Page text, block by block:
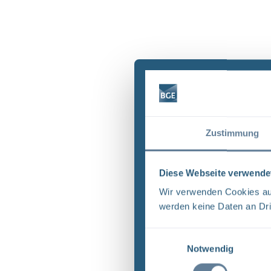
Zustimmung
Diese Webseite
Wir verwenden Cookies
werden keine Daten an
Notwendig